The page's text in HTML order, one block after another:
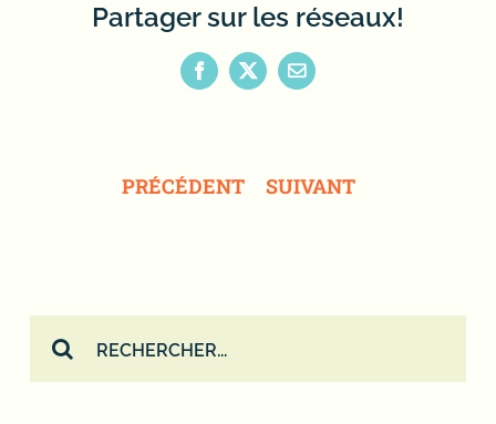
Partager sur les réseaux!
Facebook
X Email
PRÉCÉDENT SUIVANT